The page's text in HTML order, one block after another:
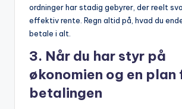
ordninger har stadig gebyrer, der reelt
effektiv rente. Regn altid på, hvad du
betale i alt.
3. Når du har styr på
økonomien og en plan
betalingen